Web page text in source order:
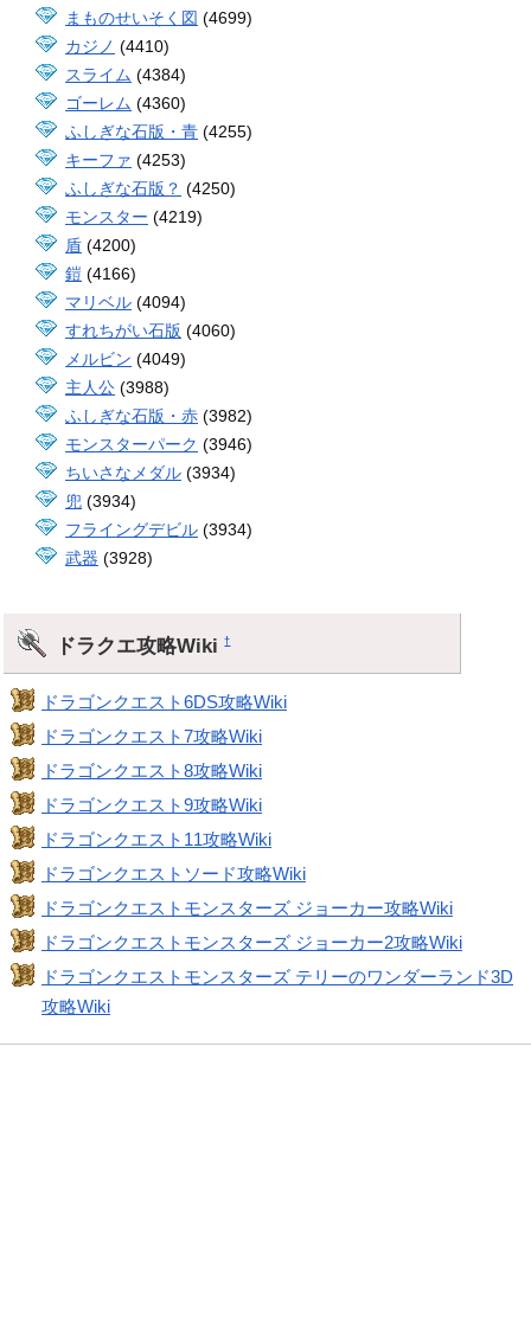
まものせいそく図 (4699)
カジノ (4410)
スライム (4384)
ゴーレム (4360)
ふしぎな石版・青 (4255)
キーファ (4253)
ふしぎな石版？ (4250)
モンスター (4219)
盾 (4200)
鎧 (4166)
マリベル (4094)
すれちがい石版 (4060)
メルビン (4049)
主人公 (3988)
ふしぎな石版・赤 (3982)
モンスターパーク (3946)
ちいさなメダル (3934)
兜 (3934)
フライングデビル (3934)
武器 (3928)
ドラクエ攻略Wiki†
ドラゴンクエスト6DS攻略Wiki
ドラゴンクエスト7攻略Wiki
ドラゴンクエスト8攻略Wiki
ドラゴンクエスト9攻略Wiki
ドラゴンクエスト11攻略Wiki
ドラゴンクエストソード攻略Wiki
ドラゴンクエストモンスターズ ジョーカー攻略Wiki
ドラゴンクエストモンスターズ ジョーカー2攻略Wiki
ドラゴンクエストモンスターズ テリーのワンダーランド3D
攻略Wiki